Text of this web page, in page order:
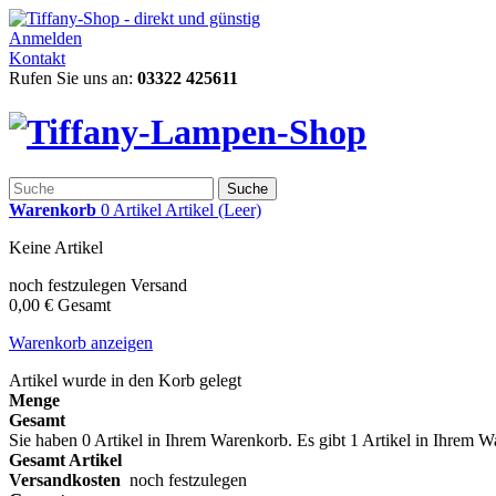
Anmelden
Kontakt
Rufen Sie uns an: 03322 425611
Suche
Warenkorb 0 Artikel Artikel (Leer)
Keine Artikel
noch festzulegen Versand
0,00 € Gesamt
Warenkorb anzeigen
Artikel wurde in den Korb gelegt
Menge
Gesamt
Sie haben 0 Artikel in Ihrem Warenkorb. Es gibt 1 Artikel in Ihrem
Gesamt Artikel
Versandkosten noch festzulegen